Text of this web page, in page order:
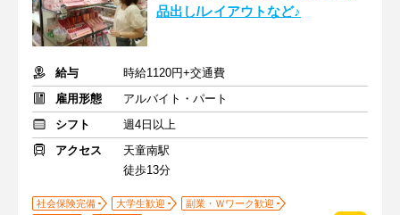
品出し/レイアウトなど♪
給与
時給1120円+交通費
雇用形態
アルバイト・パート
シフト
週4日以上
アクセス
天童南駅
徒歩13分
社会保険完備 大学生歓迎
副業・Ｗワーク歓迎